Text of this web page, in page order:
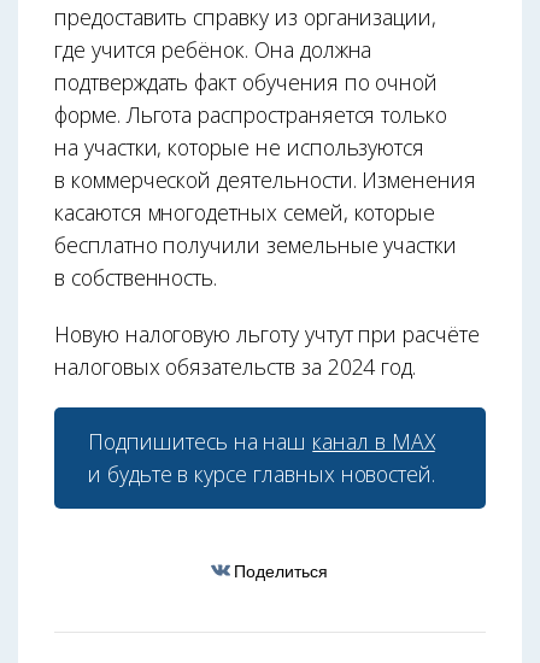
предоставить справку из организации,
где учится ребёнок. Она должна
подтверждать факт обучения по очной
форме. Льгота распространяется только
на участки, которые не используются
в коммерческой деятельности. Изменения
касаются многодетных семей, которые
бесплатно получили земельные участки
в собственность.
Новую налоговую льготу учтут при расчёте
налоговых обязательств за 2024 год.
Подпишитесь на наш канал в МАХ
и будьте в курсе главных новостей.
Поделиться